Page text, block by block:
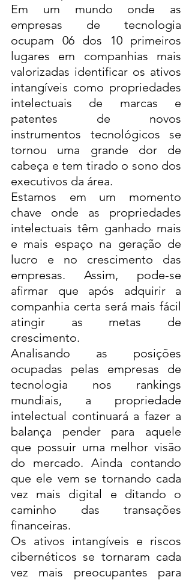
Em um mundo onde as
empresas de tecnologia
ocupam 06 dos 10 primeiros
lugares em companhias mais
valorizadas identificar os ativos
intangíveis como propriedades
intelectuais de marcas e
patentes de novos
instrumentos tecnológicos se
tornou uma grande dor de
cabeça e tem tirado o sono dos
executivos da área.
Estamos em um momento
chave onde as propriedades
intelectuais têm ganhado mais
e mais espaço na geração de
lucro e no crescimento das
empresas. Assim, pode-se
afirmar que após adquirir a
companhia certa será mais fácil
atingir as metas de
crescimento.
Analisando as posições
ocupadas pelas empresas de
tecnologia nos rankings
mundiais, a propriedade
intelectual continuará a fazer a
balança pender para aquele
que possuir uma melhor visão
do mercado. Ainda contando
que ele vem se tornando cada
vez mais digital e ditando o
caminho das transações
financeiras.
Os ativos intangíveis e riscos
cibernéticos se tornaram cada
vez mais preocupantes para